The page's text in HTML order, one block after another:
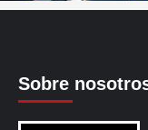
Sobre